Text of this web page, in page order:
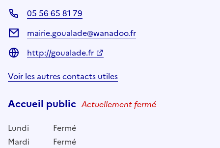
05 56 65 81 79
mairie.goualade@wanadoo.fr
http://goualade.fr
Voir les autres contacts utiles
Accueil public Actuellement fermé
Lundi
Fermé
Mardi
Fermé